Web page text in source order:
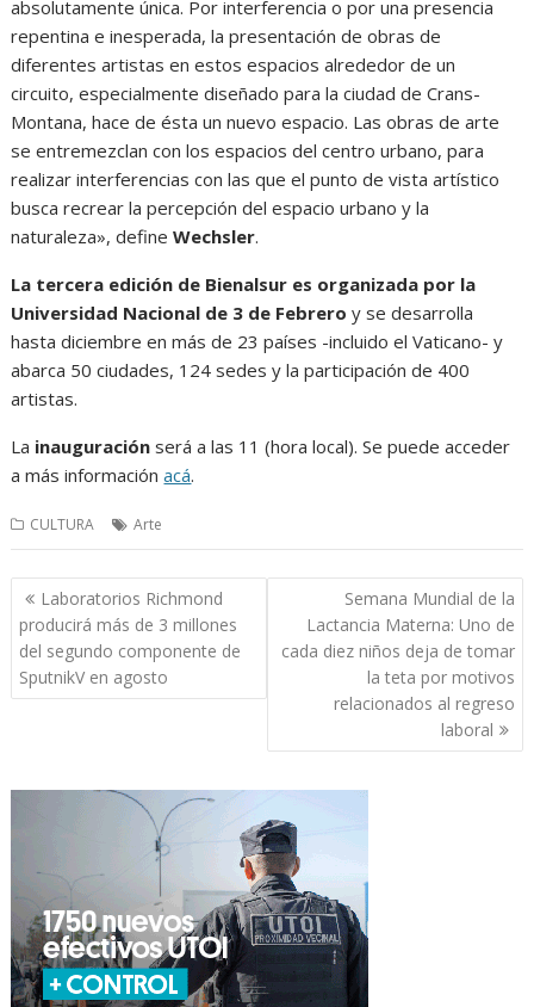
absolutamente única. Por interferencia o por una presencia
repentina e inesperada, la presentación de obras de
diferentes artistas en estos espacios alrededor de un
circuito, especialmente diseñado para la ciudad de Crans-
Montana, hace de ésta un nuevo espacio. Las obras de arte
se entremezclan con los espacios del centro urbano, para
realizar interferencias con las que el punto de vista artístico
busca recrear la percepción del espacio urbano y la
naturaleza», defineWechsler.
La tercera edición de Bienalsur es organizada por la
Universidad Nacional de 3 de Febreroy se desarrolla
hasta diciembre en más de 23 países -incluido el Vaticano- y
abarca 50 ciudades, 124 sedes y la participación de 400
artistas.
La inauguración será a las 11 (hora local). Se puede acceder
a más informaciónacá.
CULTURA Arte
Navegación
de
entradas
Laboratorios Richmond
producirá más de 3 millones
del segundo componente de
SputnikV en agosto
Semana Mundial de la
Lactancia Materna: Uno de
cada diez niños deja de tomar
la teta por motivos
relacionados al regreso
laboral